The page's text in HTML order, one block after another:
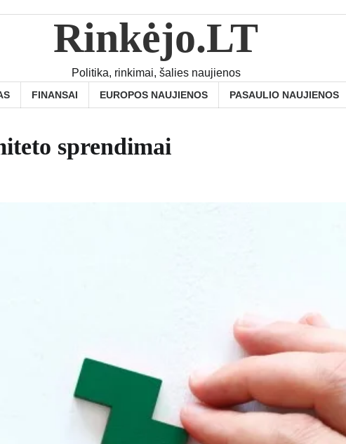
Rinkėjo.LT
Politika, rinkimai, šalies naujienos
FINANSAI EUROPOS NAUJIENOS PASAULIO NAUJIENOS
sprendimai